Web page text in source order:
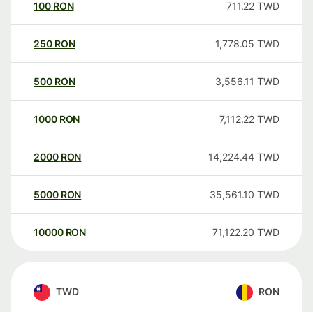
100 RON 711.22 TWD
250 RON 1,778.05 TWD
500 RON 3,556.11 TWD
1000 RON 7,112.22 TWD
2000 RON 14,224.44 TWD
5000 RON 35,561.10 TWD
10000 RON 71,122.20 TWD
TWD RON